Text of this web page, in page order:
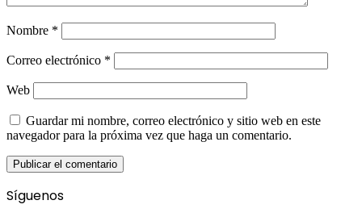
Nombre *
Correo electrónico *
Web
Guardar mi nombre, correo electrónico y sitio web en este
navegador para la próxima vez que haga un comentario.
Síguenos